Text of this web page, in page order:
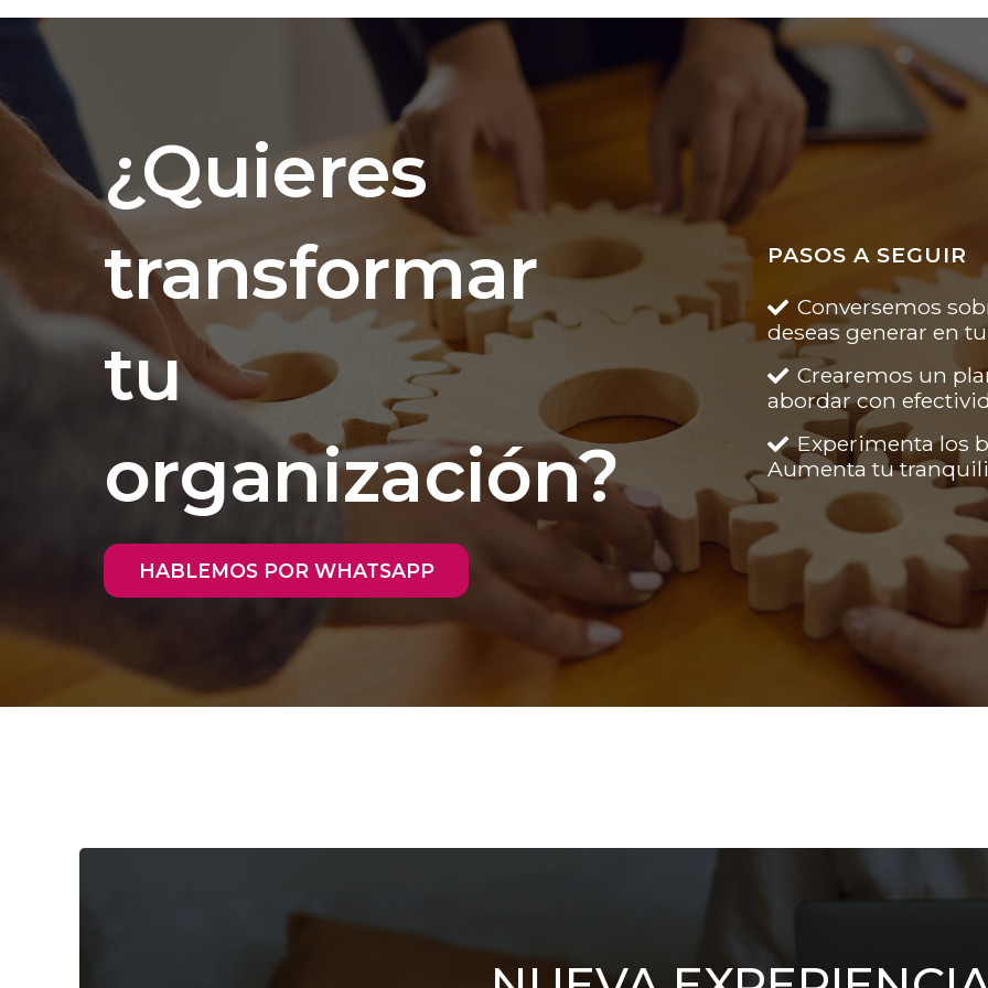
¿Quieres
transformar
tu
organización?
HABLEMOS POR WHATSAPP
PASOS A SEGUIR
Conversemos
deseas generar en
Crearemos un
abordar con
Experimenta los
Aumenta tu